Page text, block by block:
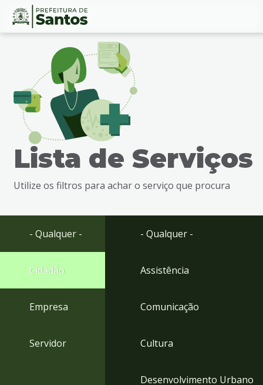
Ir
busca
Ir
rodapé
Conteúdo
Lista de Serviços
Utilize os filtros para achar o serviço que procura
- Qualquer -
Cidadão
Empresa
Servidor
- Qualquer -
Assistência
Comunicação
Cultura
Desenvolvimento Urbano